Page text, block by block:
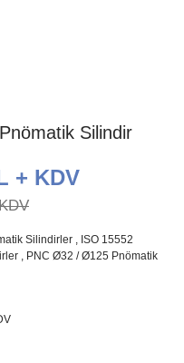
Silindir
+ KDV
Silindirler , ISO 15552
, PNC Ø32 / Ø125 Pnömatik